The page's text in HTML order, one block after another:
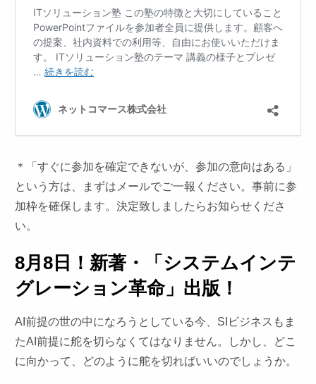
＊「すぐに参加を確定できないが、参加の意向はある」
という方は、まずはメールでご一報ください。事前に参
加枠を確保します。決定致しましたらお知らせくださ
い。
8月8日！新著・
「システムインテ
グレーション革命」 出版！
AI前提の世の中になろうとしている今、SIビジネスもま
たAI前提に舵を切らなくてはなりません。しかし、どこ
に向かって、どのように舵を切ればいいのでしょうか。